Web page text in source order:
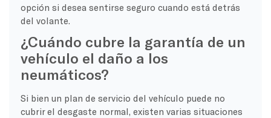
opción si desea sentirse seguro cuando está detrás
del volante.
¿Cuándo cubre la garantía de un
vehículo el daño a los
neumáticos?
Si bien un plan de servicio del vehículo puede no
cubrir el desgaste normal, existen varias situaciones